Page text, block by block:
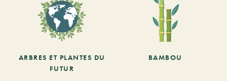
ARBRES ET PLANTES DU
FUTUR
BAMBOU